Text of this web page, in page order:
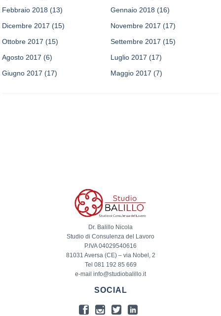
Febbraio 2018 (13) Gennaio 2018 (16)
Dicembre 2017 (15) Novembre 2017 (17)
Ottobre 2017 (15) Settembre 2017 (15)
Agosto 2017 (6) Luglio 2017 (17)
Giugno 2017 (17) Maggio 2017 (7)
Dr. Balillo Nicola
Studio di Consulenza del Lavoro
P.IVA 04029540616
81031 Aversa (CE) – via Nobel, 2
Tel 081 192 85 669
e-mail info@studiobalillo.it
SOCIAL